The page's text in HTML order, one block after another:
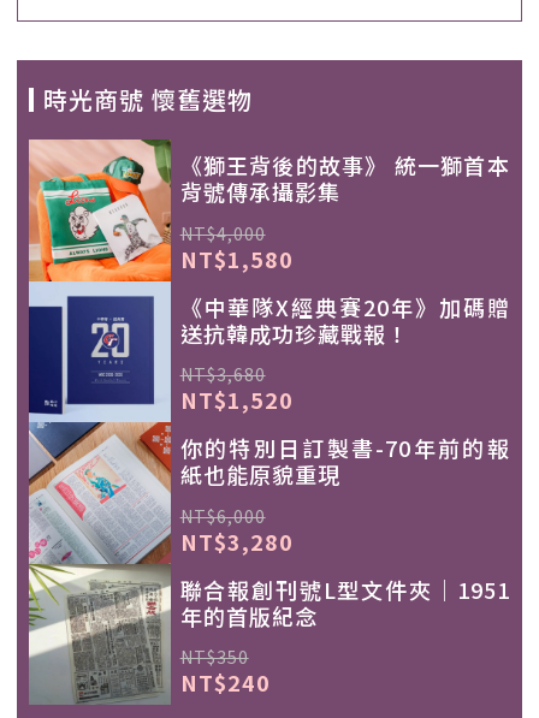
時光商號 懷舊選物
《獅王背後的故事》 統一獅首本
背號傳承攝影集
NT$4,000
NT$1,580
《中華隊X經典賽20年》加碼贈
送抗韓成功珍藏戰報！
NT$3,680
NT$1,520
你的特別日訂製書-70年前的報
紙也能原貌重現
NT$6,000
NT$3,280
聯合報創刊號L型文件夾｜1951
年的首版紀念
NT$350
NT$240